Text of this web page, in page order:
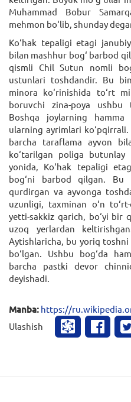
Muhammad Bobur
mehmon bo‘lib, shunday
Ko‘hak tepaligi etagi
bilan mashhur bog‘ barbod
qismli Chil Sutun nomli
ustunlari toshdandir. Bu
minora ko‘rinishida to‘rt
boruvchi zina-poya ushbu
Boshqa joylarning
ularning ayrimlari
barcha taraflama ayvon
ko‘tarilgan poliga
yonida, Ko‘hak tepaligi
bog‘ni barbod qilgan. Bu
qurdirgan va ayvonga
uzunligi, taxminan o‘n
yetti-sakkiz qarich, bo‘yi bir
uzoq yerlardan
Aytishlaricha, bu yoriq toshni
bo‘lgan. Ushbu bog‘da
barcha pastki devor
deyishadi.
Manba: https://
Ulashish